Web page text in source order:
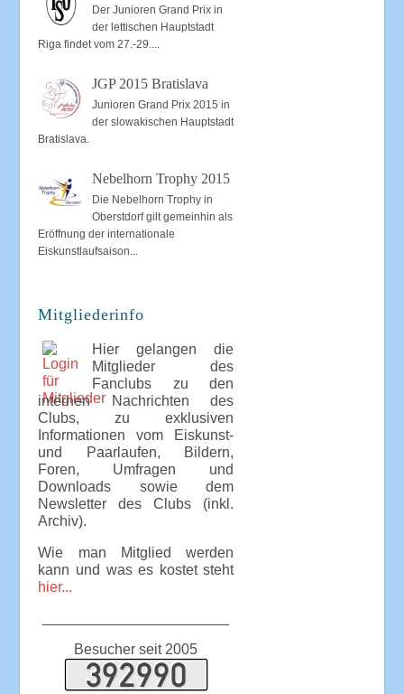
Der Junioren Grand Prix in
der lettischen Hauptstadt
Riga findet vom 27.-29....
JGP 2015 Bratislava
Junioren Grand Prix 2015 in
der slowakischen Hauptstadt
Bratislava.
Nebelhorn Trophy 2015
Die Nebelhorn Trophy in
Oberstdorf gilt gemeinhin als
Eröffnung der internationale
Eiskunstlaufsaison...
Mitgliederinfo
Hier gelangen die
Mitglieder des
Fanclubs zu den
internen Nachrichten des
Clubs, zu exklusiven
Informationen vom Eiskunst-
und Paarlaufen, Bildern,
Foren, Umfragen und
Downloads sowie dem
Newsletter des Clubs (inkl.
Archiv).
Wie man Mitglied werden
kann und was es kostet steht
hier...
Besucher seit 2005